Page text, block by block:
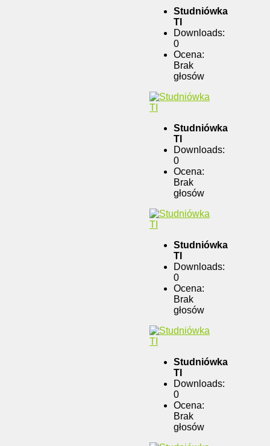
Studniówka
TI
Downloads:
0
Ocena:
Brak
głosów
Studniówka
TI
Downloads:
0
Ocena:
Brak
głosów
Studniówka
TI
Downloads:
0
Ocena:
Brak
głosów
Studniówka
TI
Downloads:
0
Ocena:
Brak
głosów